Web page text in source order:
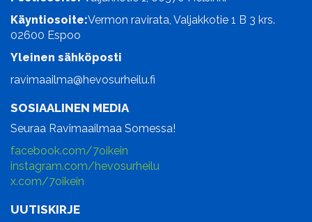
Käyntiosoite:Vermon ravirata, Valjakkotie 1 B 3 krs.
02600 Espoo
Yleinen sähköposti
ravimaailma@hevosurheilu.fi
SOSIAALINEN MEDIA
Seuraa Ravimaailmaa Somessa!
facebook.com/7oikein
instagram.com/hevosurheilu
x.com/7oikein
UUTISKIRJE